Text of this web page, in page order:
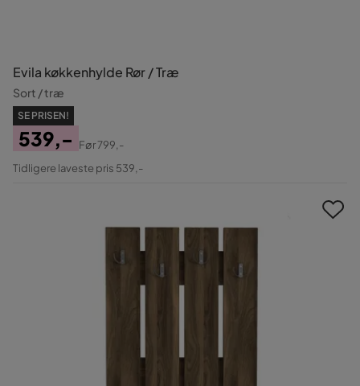
Evila køkkenhylde Rør / Træ
Sort / træ
SE PRISEN!
Pris
539,-
Original
Før799,-
Tidligere laveste pris 539,-